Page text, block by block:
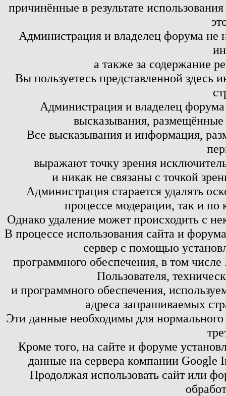
причинённые в результате
Администрация и владелец форума не
а также за содержание
Вы пользуетесь представленной здесь
Администрация и владелец
высказывания,
Все высказывания и информация,
выражают точку зрения
и никак не связаны с точкой
Администрация старается удалять
процессе модерации, так и по
Однако удаление может происходить с
В процессе использования сайта и
сервер с помощью
программного обеспечения, в том
Пользователя,
и программного обеспечения,
адреса запрашиваемых
Эти данные необходимы для
Кроме того, на сайте и форуме
данные на сервера компании
Продолжая использовать сайт или